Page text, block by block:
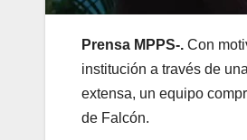
Prensa MPPS-. Con
institución a través de
extensa, un equipo
de Falcón.